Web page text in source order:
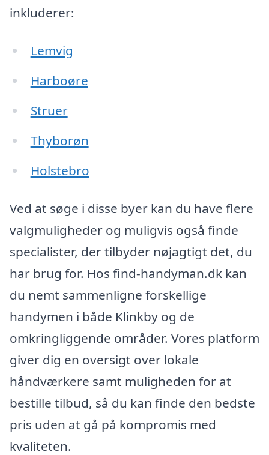
inkluderer:
Lemvig
Harboøre
Struer
Thyborøn
Holstebro
Ved at søge i disse byer kan du have flere
valgmuligheder og muligvis også finde
specialister, der tilbyder nøjagtigt det, du
har brug for. Hos find-handyman.dk kan
du nemt sammenligne forskellige
handymen i både Klinkby og de
omkringliggende områder. Vores platform
giver dig en oversigt over lokale
håndværkere samt muligheden for at
bestille tilbud, så du kan finde den bedste
pris uden at gå på kompromis med
kvaliteten.